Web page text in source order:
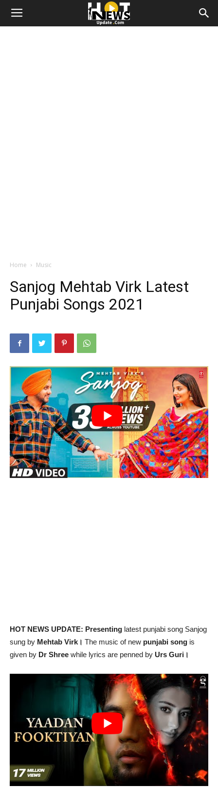
Home Music
Sanjog Mehtab Virk Latest
Punjabi Songs 2021
HOT NEWS UPDATE: Presenting latest punjabi song Sanjog
sung by Mehtab Virk। The music of new punjabi song is
given by Dr Shree while lyrics are penned by Urs Guri।